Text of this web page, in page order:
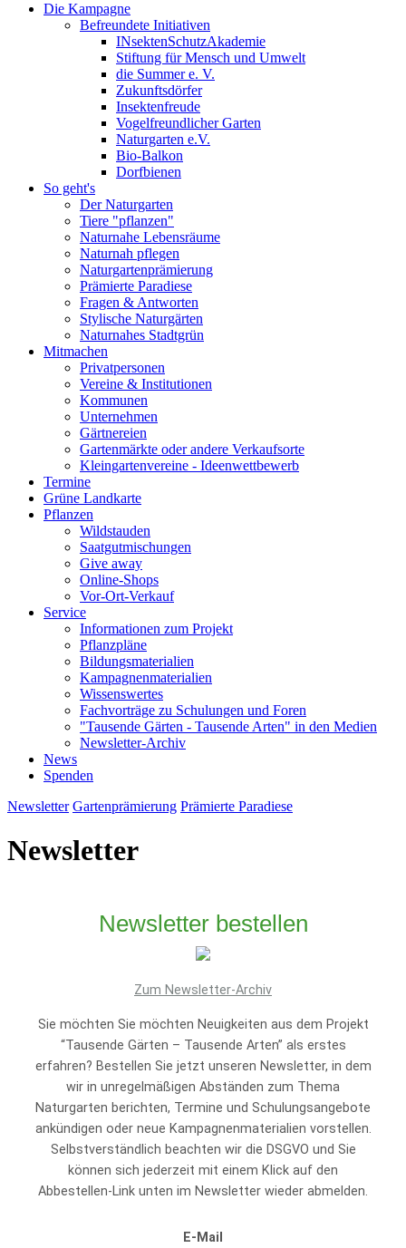
Die Kampagne
Befreundete Initiativen
INsektenSchutzAkademie
Stiftung für Mensch und Umwelt
die Summer e. V.
Zukunftsdörfer
Insektenfreude
Vogelfreundlicher Garten
Naturgarten e.V.
Bio-Balkon
Dorfbienen
So geht's
Der Naturgarten
Tiere "pflanzen"
Naturnahe Lebensräume
Naturnah pflegen
Naturgartenprämierung
Prämierte Paradiese
Fragen & Antworten
Stylische Naturgärten
Naturnahes Stadtgrün
Mitmachen
Privatpersonen
Vereine & Institutionen
Kommunen
Unternehmen
Gärtnereien
Gartenmärkte oder andere Verkaufsorte
Kleingartenvereine - Ideenwettbewerb
Termine
Grüne Landkarte
Pflanzen
Wildstauden
Saatgutmischungen
Give away
Online-Shops
Vor-Ort-Verkauf
Service
Informationen zum Projekt
Pflanzpläne
Bildungsmaterialien
Kampagnenmaterialien
Wissenswertes
Fachvorträge zu Schulungen und Foren
"Tausende Gärten - Tausende Arten" in den Medien
Newsletter-Archiv
News
Spenden
Newsletter Gartenprämierung Prämierte Paradiese
Newsletter